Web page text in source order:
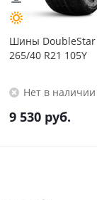
Шины DoubleStar
265/40 R21 105Y
Нет в наличии
9 530 руб.